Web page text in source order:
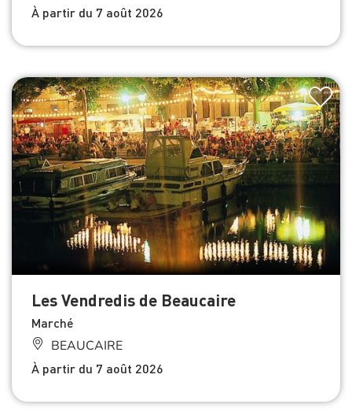
À partir du 7 août 2026
Les Vendredis de Beaucaire
Marché
BEAUCAIRE
À partir du 7 août 2026